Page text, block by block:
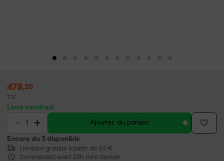
478,20
TTC
Livré vendredi
Ajouter au panier
Encore du 3 disponible
Livraison gratuite à partir de 50 €
Commandez avant 22h, livré demain